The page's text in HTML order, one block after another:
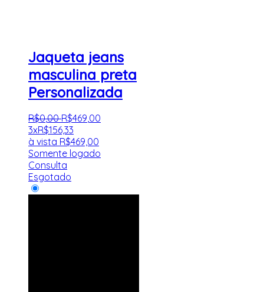
Jaqueta jeans
masculina preta
Personalizada
R$0,00 R$469,00
3xR$156,33
à vista R$469,00
Somente logado
Consulta
Esgotado